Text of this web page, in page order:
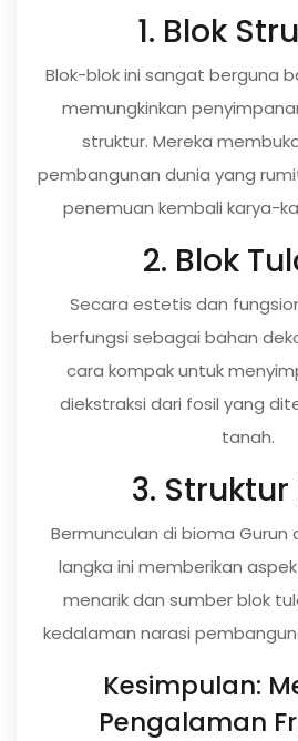
1. Blok
Blok-blok ini sangat berguna
memungkinkan
struktur. Mereka
pembangunan dunia yang
penemuan kembali karya-
2. Blok
Secara estetis dan
berfungsi sebagai bahan
cara kompak untuk
diekstraksi dari fosil yang
tanah.
3. Struktur
Bermunculan di bioma Gurun
langka ini memberikan
menarik dan sumber blok
kedalaman narasi
Kesimpulan:
Pengalaman